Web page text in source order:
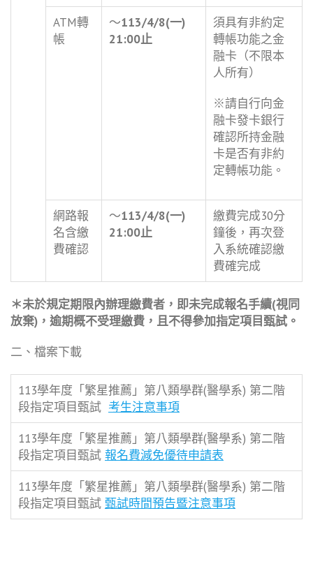
ATM轉
帳
～113/4/8(一)
21:00止
須具有非約定
轉帳功能之金
融卡（不限本
人所有）
※請自行向金
融卡發卡銀行
確認所持金融
卡是否有非約
定轉帳功能。
網路報
名含繳
費確認
～113/4/8(一)
21:00止
繳費完成30分
鐘後，再次登
入系統確認繳
費確完成
＊未於規定期限內辦理繳費者，即未完成報名手續(視同
放棄) ，逾期概不受理繳費，且不得參加指定項目甄試。
二、檔案下載
113學年度「繁星推薦」第八類學群(醫學系) 第二階
段指定項目甄試 考生注意事項
113學年度「繁星推薦」第八類學群(醫學系) 第二階
段指定項目甄試 報名費減免優待申請表
113學年度「繁星推薦」第八類學群(醫學系) 第二階
段指定項目甄試 甄試時間預告暨注意事項